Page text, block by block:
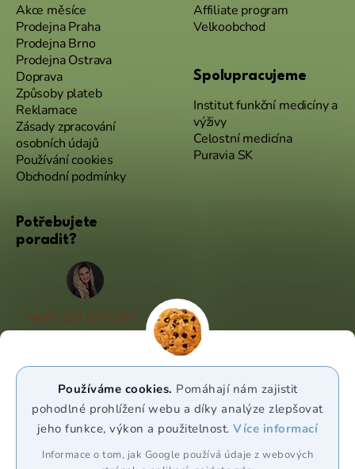
Používáme cookies. Pomáhají nám zajistit
pohodlné prohlížení webu a díky analýze zlepšovat
jeho funkce, výkon a použitelnost.Více informací
Informace o tom, jak Google používá údaje z webových
Akce měsíce
Prodejna Praha
Prodejna Brno
Prodejna Ostrava
Doprava
Způsoby plateb
Reklamace
Zásady zpracování
osobních údajů
Používání cookies
Obchodní podmínky
Affiliate program
Velkoobchod
Spolupracujeme
Institut funkční medicíny a
výživy
Celostní medicína
Puravia SK
Potřebujete
poradit?
+420 227 072 207
(Po - Pá 9:00 - 17:00)
WhatsApp